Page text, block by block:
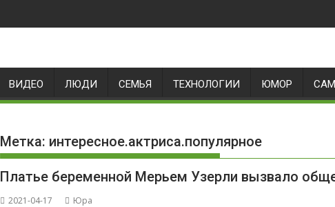
ВИДЕО ЛЮДИ СЕМЬЯ ТЕХНОЛОГИИ ЮМОР
Метка: интересное.актриса.популярное
Платье беременной Мерьем Узерли вызвало
2021-04-17 Юра